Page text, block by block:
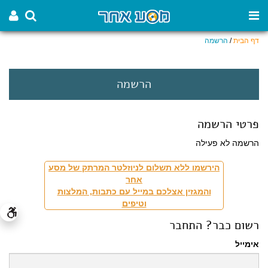
דף הבית/ הרשמה
הרשמה
פרטי הרשמה
הרשמה לא פעילה
הירשמו ללא תשלום לניוזלטר המרתק של מסע
אחר
והמגזין אצלכם במייל עם כתבות, המלצות
וטיפים
רשום כבר? התחבר
אימייל